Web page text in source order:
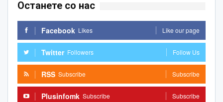
Останете со нас
Facebook Likes Like our page
Twitter Followers Follow Us
RSS Subscribe Subscribe
Plusinfomk Subscribe Subscribe